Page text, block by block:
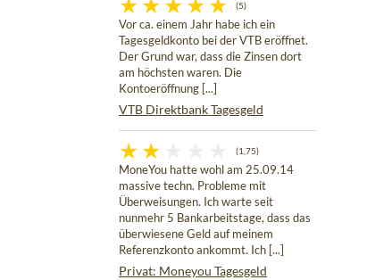
(5)
Vor ca. einem Jahr habe ich ein
Tagesgeldkonto bei der VTB eröffnet.
Der Grund war, dass die Zinsen dort
am höchsten waren. Die
Kontoeröffnung [...]
VTB Direktbank Tagesgeld
(1,75)
MoneYou hatte wohl am 25.09.14
massive techn. Probleme mit
Überweisungen. Ich warte seit
nunmehr 5 Bankarbeitstage, dass das
überwiesene Geld auf meinem
Referenzkonto ankommt. Ich [...]
Privat: Moneyou Tagesgeld